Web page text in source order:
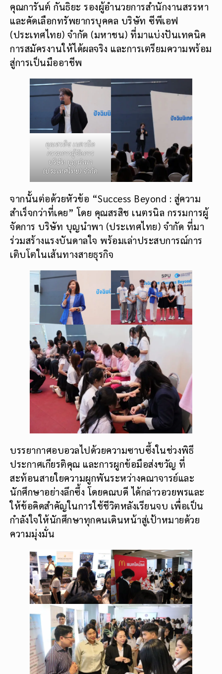
คุณการันต์ กันธิยะ รองผู้อำนวยการสำนักงานสรรหา
และคัดเลือกทรัพยากรบุคคล บริษัท ซีพีเอฟ
(ประเทศไทย) จำกัด (มหาชน) ที่มาแบ่งปันเทคนิค
การสมัครงานให้ได้ผลจริง และการเตรียมความพร้อม
สู่การเป็นมืออาชีพ
คุณสรสิช เนตรนิล
กรรมการผู้จัดการ
บริษัท บุญนำพา
(ประเทศไทย) จำกัด
จากนั้นต่อด้วยหัวข้อ “Success Beyond : สู่ความ
สำเร็จกว่าที่เคย” โดย คุณสรสิช เนตรนิล กรรมการผู้
จัดการ บริษัท บุญนำพา (ประเทศไทย) จำกัด ที่มา
ร่วมสร้างแรงบันดาลใจ พร้อมเล่าประสบการณ์การ
เติบโตในเส้นทางสายธุรกิจ
บรรยากาศอบอวลไปด้วยความซาบซึ้งในช่วงพิธี
ประกาศเกียรติคุณ และการผูกข้อมือส่งขวัญ ที่
สะท้อนสายใยความผูกพันระหว่างคณาจารย์และ
นักศึกษาอย่างลึกซึ้ง โดยคณบดี ได้กล่าวอวยพรและ
ให้ข้อคิดสำคัญในการใช้ชีวิตหลังเรียนจบ เพื่อเป็น
กำลังใจให้นักศึกษาทุกคนเดินหน้าสู่เป้าหมายด้วย
ความมุ่งมั่น